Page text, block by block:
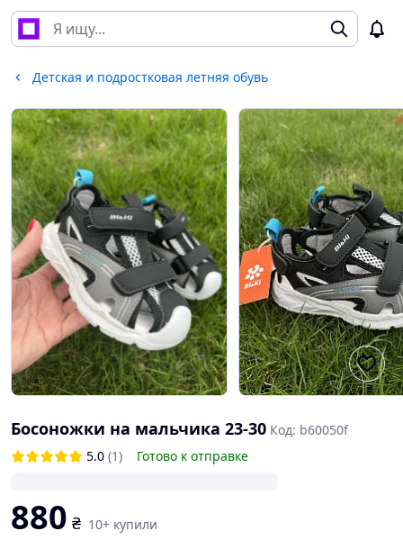
Детская и подростковая летняя обувь
Босоножки на мальчика 23-30 Код: b60050f
5.0 (1) Готово к отправке
880 ₴ 10+ купили